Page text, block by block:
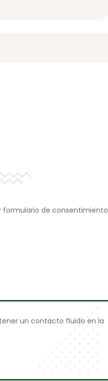
formulario de consentimiento
un contacto fluido en la